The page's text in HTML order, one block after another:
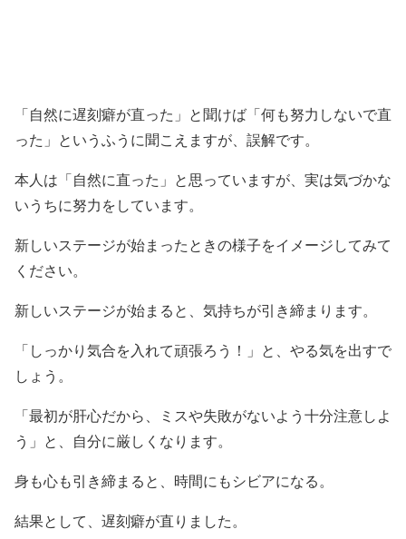
「自然に遅刻癖が直った」と聞けば「何も努力しないで直
った」というふうに聞こえますが、誤解です。
本人は「自然に直った」と思っていますが、実は気づかな
いうちに努力をしています。
新しいステージが始まったときの様子をイメージしてみて
ください。
新しいステージが始まると、気持ちが引き締まります。
「しっかり気合を入れて頑張ろう！」と、やる気を出すで
しょう。
「最初が肝心だから、ミスや失敗がないよう十分注意しよ
う」と、自分に厳しくなります。
身も心も引き締まると、時間にもシビアになる。
結果として、遅刻癖が直りました。